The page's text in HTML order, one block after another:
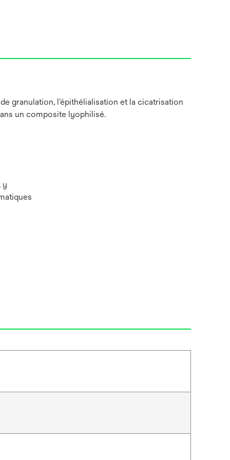
granulation, l’épithélialisation et la cicatrisation
un composite lyophilisé.
y